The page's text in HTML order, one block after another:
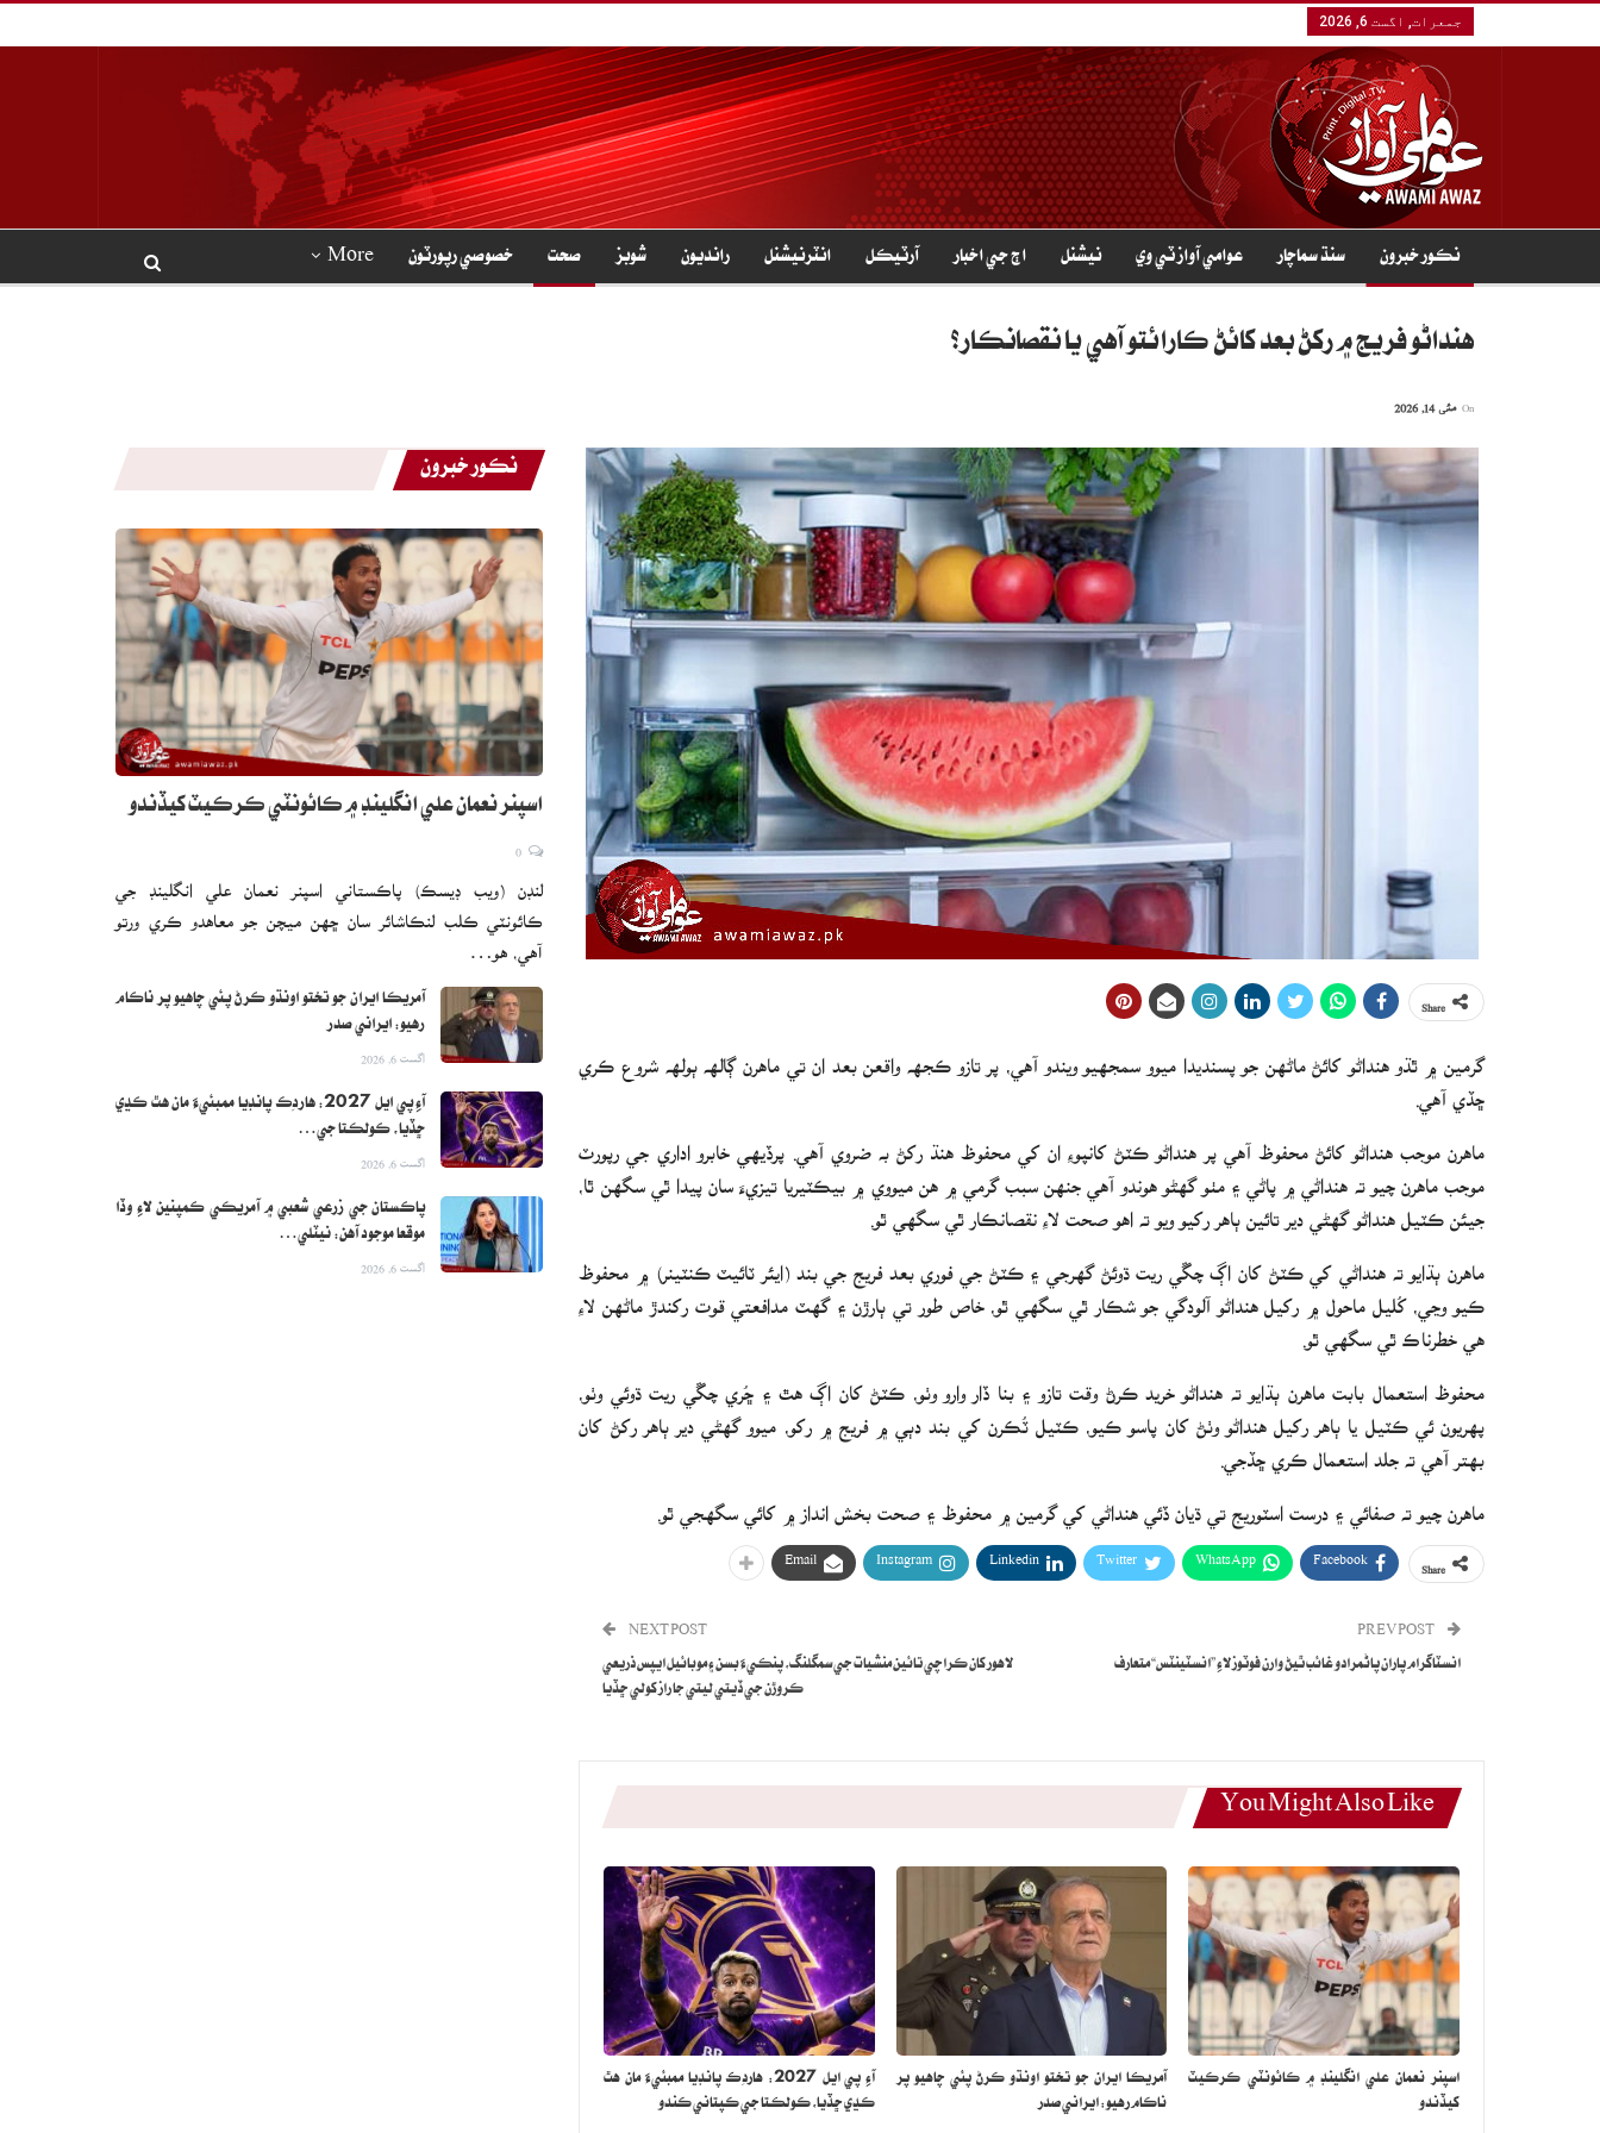
جمعرات, اگست 6, 2026
نڪور خبرون سنڌ سماچار عوامي آواز ٽي وي نيشنل اڄ جي اخبار آرٽيڪل انٽرنيشنل رانديون شوبز صحت خصوصي رپورٽون More
هنداڻو فريج ۾ رکڻ بعد کائڻ ڪارائتو آهي يا نقصانڪار؟
مئی 14, 2026
گرمين ۾ ٿڌو هنداڻو کائڻ ماڻهن جو پسنديدا ميوو سمجهيو ويندو آهي، پر تازو ڪجهه واقعن بعد ان تي ماهرن ڳالهه ٻولهه شروع ڪري
ڇڏي آهي.
ماهرن موجب هنداڻو کائڻ محفوظ آهي پر هنداڻو ڪٽڻ کانپوءِ ان کي محفوظ هنڌ رکڻ به ضروي آهي. پرڏيهي خابرو اداري جي رپورٽ
موجب ماهرن چيو ته هنداڻي ۾ پاڻي ۽ مٺو گهڻو هوندو آهي جنهن سبب گرمي ۾ هن ميووي ۾ بيڪٽيريا تيزيءَ سان پيدا ٿي سگهن ٿا،
جيئن ڪٽيل هنداڻو گهڻي دير تائين ٻاهر رکيو ويو ته اهو صحت لاءِ نقصانڪار ٿي سگهي ٿو.
ماهرن ٻڌايو ته هنداڻي کي ڪٽڻ کان اڳ چڱي ريت ڌوئڻ گهرجي ۽ ڪٽڻ جي فوري بعد فريج جي بند (ايئر ٽائيٽ ڪنٽينر) ۾ محفوظ
ڪيو وڃي، کُليل ماحول ۾ رکيل هنداڻو آلودگي جو شڪار ٿي سگهي ٿو، خاص طور تي ٻارڙن ۽ گهٽ مدافعتي قوت رکندڙ ماڻهن لاءِ
هي خطرناڪ ٿي سگهي ٿو.
محفوظ استعمال بابت ماهرن ٻڌايو ته هنداڻو خريد ڪرڻ وقت تازو ۽ بنا ڏار وارو وٺو، ڪٽڻ کان اڳ هٿ ۽ ڇُري چڱي ريت ڌوئي وٺو،
پهريون ئي ڪٽيل يا ٻاهر رکيل هنداڻو وٺڻ کان پاسو ڪيو، ڪٽيل ٽُڪرن کي بند دٻي ۾ فريج ۾ رکو، ميوو گهڻي دير ٻاهر رکڻ کان
بهتر آهي ته جلد استعمال ڪري ڇڏجي.
ماهرن چيو ته صفائي ۽ درست اسٽوريج تي ڌيان ڏئي هنداڻي کي گرمين ۾ محفوظ ۽ صحت بخش انداز ۾ کائي سگهجي ٿو.
Facebook
WhatsApp
Twitter
Linkedin
Instagram
Email
انسٽاگرام پاران پاڻمرادو غائب ٿيڻ وارن فوٽوز لاءِ ”انسٽينٽس“ متعارف
NEXT POST
لاهور کان ڪراچي تائين منشيات جي سمگلنگ، پنڪيءَ بسن ۽ موبائيل ايپس ذريعي
ڪروڙن جي ڏيتي ليتي جا راز کولي ڇڏيا
You Might Also Like
اسپنر نعمان علي انگلينڊ ۾ ڪائونٽي ڪرڪيٽ
کيڏندو
آمريڪا ايران جو تختو اونڌو ڪرڻ پئي چاهيو پر
ناڪام رهيو: ايراني صدر
آءِ پي ايل 2027: هاردِڪ پانڊيا ممبئيءَ مان هٿ
ڪڍي ڇڏيا، ڪولڪتا جي ڪپتاني ڪندو
نڪور خبرون
اسپنر نعمان علي انگلينڊ ۾ ڪائونٽي ڪرڪيٽ کيڏندو
لنڊن (ويب ڊيسڪ) پاڪستاني اسپنر نعمان علي انگلينڊ جي
ڪائونٽي ڪلب لنڪاشائر سان ڇهن ميچن جو معاهدو ڪري ورتو
آهي، هو…
آمريڪا ايران جو تختو اونڌو ڪرڻ پئي چاهيو پر ناڪام
رهيو: ايراني صدر
اگست 6, 2026
آءِ پي ايل 2027: هاردِڪ پانڊيا ممبئيءَ مان هٿ ڪڍي
ڇڏيا، ڪولڪتا جي…
اگست 6, 2026
پاڪستان جي زرعي شعبي ۾ آمريڪي ڪمپنين لاءِ وڏا
موقعا موجود آهن: نيٽلي…
اگست 6, 2026